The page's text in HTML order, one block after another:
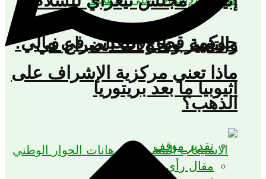
حوكمة قطاع التعدين في مالي:
ماذا تعني مركزية الإشراف على
الذهب؟
تقدير موقف
مقال رأي
والتغيير وتحولات الصراع في
اثيوبيا ما بعد بريتوريا